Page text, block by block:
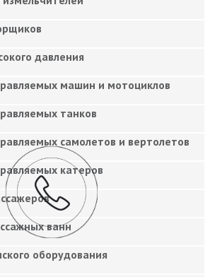
давления
машин и мотоциклов
танков
самолетов и вертолетов
катеров
ванн
оборудования